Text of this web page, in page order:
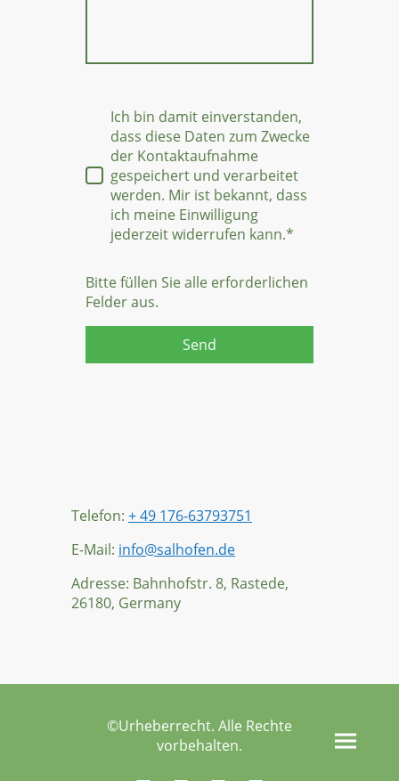
Ich bin damit einverstanden,
dass diese Daten zum Zwecke
der Kontaktaufnahme
gespeichert und verarbeitet
werden. Mir ist bekannt, dass
ich meine Einwilligung
jederzeit widerrufen kann.*
Bitte füllen Sie alle erforderlichen
Felder aus.
Send
Telefon: + 49 176-63793751
E-Mail: info@salhofen.de
Adresse: Bahnhofstr. 8, Rastede,
26180, Germany
©Urheberrecht. Alle Rechte
vorbehalten.